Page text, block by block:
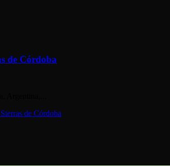
de Córdoba
de Córdoba